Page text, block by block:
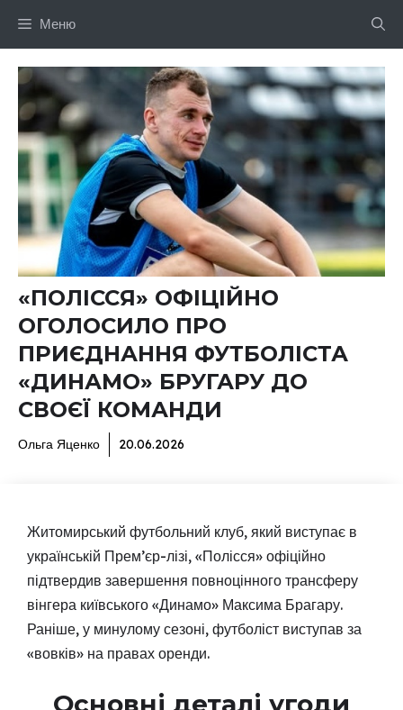
Меню
«ПОЛІССЯ» ОФІЦІЙНО
ОГОЛОСИЛО ПРО
ПРИЄДНАННЯ ФУТБОЛІСТА
«ДИНАМО» БРУГАРУ ДО
СВОЄЇ КОМАНДИ
Ольга Яценко 20.06.2026
Житомирський футбольний клуб, який виступає в
українській Прем’єр-лізі, «Полісся» офіційно
підтвердив завершення повноцінного трансферу
вінгера київського «Динамо» Максима Брагару.
Раніше, у минулому сезоні, футболіст виступав за
«вовків» на правах оренди.
Основні деталі угоди